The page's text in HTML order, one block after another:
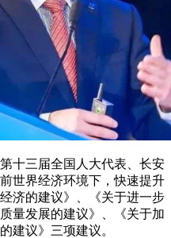
十三届全国人大代表、长安
世界经济环境下，快速提升
济的建议》、《关于进一步
量发展的建议》、《关于加
建议》三项建议。